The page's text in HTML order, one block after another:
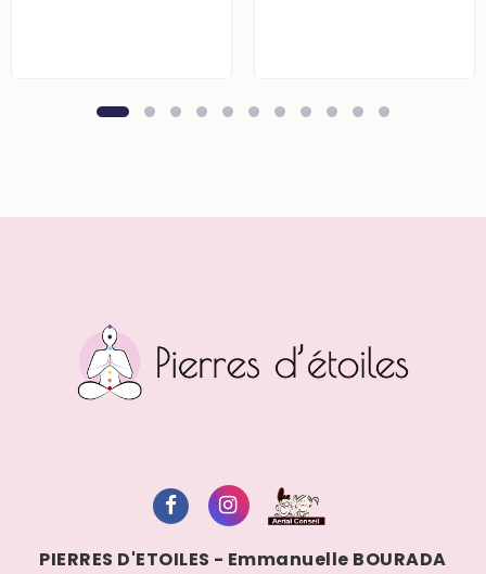
PIERRES D'ETOILES - Emmanuelle BOURADA